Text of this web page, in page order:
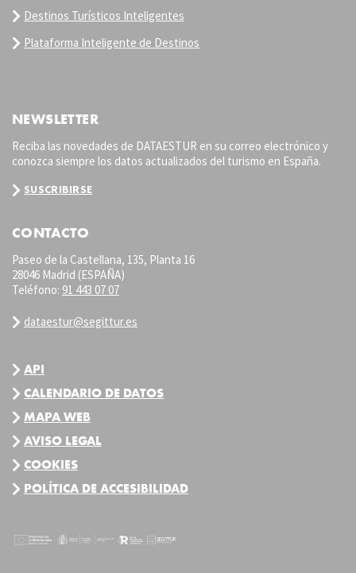
Destinos Turísticos Inteligentes
Plataforma Inteligente de Destinos
NEWSLETTER
Reciba las novedades de DATAESTUR en su correo electrónico y
conozca siempre los datos actualizados del turismo en España.
SUSCRIBIRSE
CONTACTO
Paseo de la Castellana, 135, Planta 16
28046 Madrid (ESPAÑA)
Teléfono: 91 443 07 07
dataestur@segittur.es
API
CALENDARIO DE DATOS
MAPA WEB
AVISO LEGAL
COOKIES
POLÍTICA DE ACCESIBILIDAD